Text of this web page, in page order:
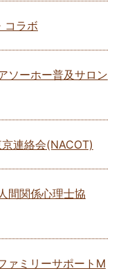
コラボ
ソーホー普及サロン
連絡会(NACOT)
間関係心理士協
ァミリーサポートM